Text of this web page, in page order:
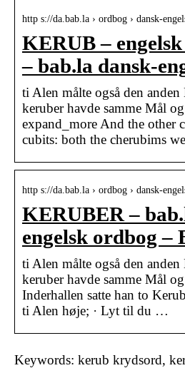
http s://da.bab.la › ordbog › dansk-
KERUB –
– bab.la dansk-
ti Alen målte også den
keruber havde samme Mål
expand_more And the other
cubits: both the cherubims
http s://da.bab.la › ordbog › dansk-
KERUBER –
engelsk ordbog –
ti Alen målte også den
keruber havde samme Mål
Inderhallen satte han to
ti Alen høje; · Lyt til du …
Keywords: kerub krydsord,